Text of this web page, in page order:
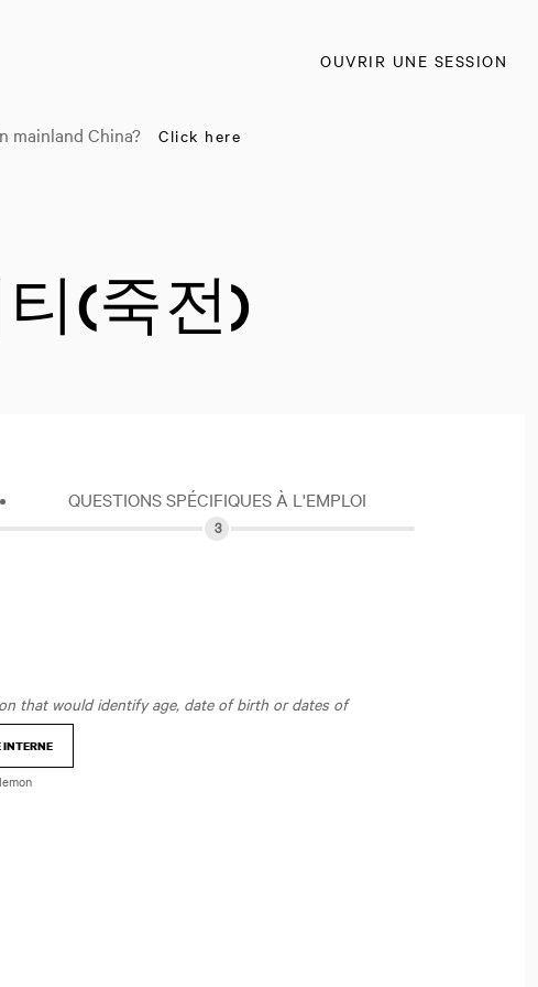
OUVRIR UNE SESSION
mainland China? Click here
티(죽전)
QUESTIONS SPÉCIFIQUES À L'EMPLOI
that would identify age, date of birth or dates of
INTERNE